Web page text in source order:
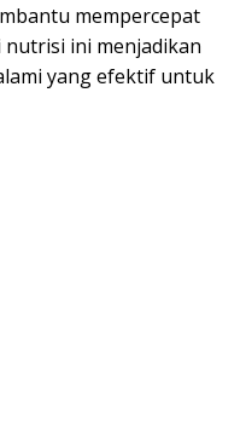
mempercepat
ini menjadikan
yang efektif untuk